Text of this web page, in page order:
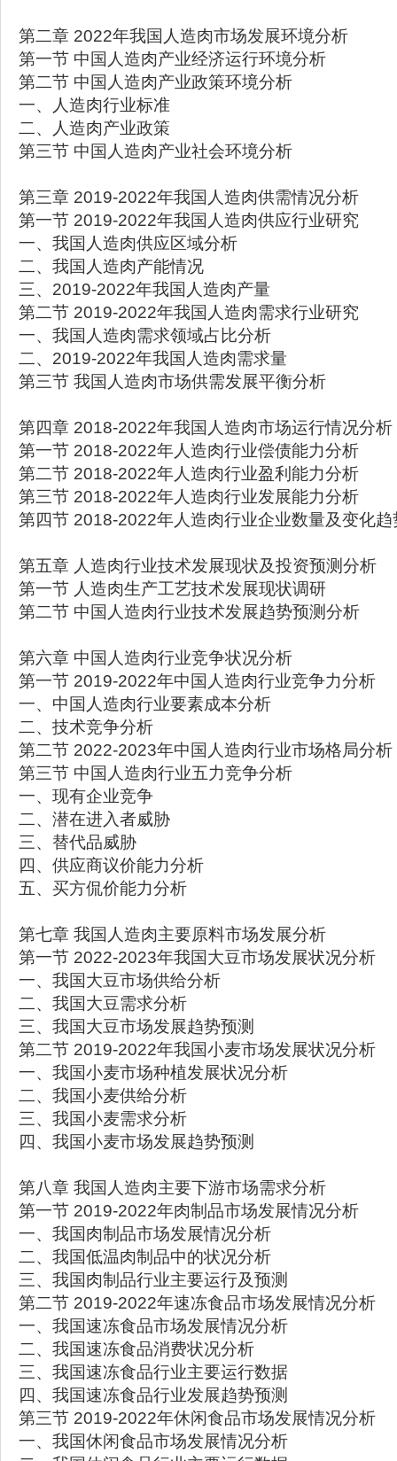
第二章 2022年我国人造肉市场发展环境分析
第一节 中国人造肉产业经济运行环境分析
第二节 中国人造肉产业政策环境分析
一、人造肉行业标准
二、人造肉产业政策
第三节 中国人造肉产业社会环境分析
第三章 2019-2022年我国人造肉供需情况分析
第一节 2019-2022年我国人造肉供应行业研究
一、我国人造肉供应区域分析
二、我国人造肉产能情况
三、2019-2022年我国人造肉产量
第二节 2019-2022年我国人造肉需求行业研究
一、我国人造肉需求领域占比分析
二、2019-2022年我国人造肉需求量
第三节 我国人造肉市场供需发展平衡分析
第四章 2018-2022年我国人造肉市场运行情况分析
第一节 2018-2022年人造肉行业偿债能力分析
第二节 2018-2022年人造肉行业盈利能力分析
第三节 2018-2022年人造肉行业发展能力分析
第四节 2018-2022年人造肉行业企业数量及变化趋
第五章 人造肉行业技术发展现状及投资预测分析
第一节 人造肉生产工艺技术发展现状调研
第二节 中国人造肉行业技术发展趋势预测分析
第六章 中国人造肉行业竞争状况分析
第一节 2019-2022年中国人造肉行业竞争力分析
一、中国人造肉行业要素成本分析
二、技术竞争分析
第二节 2022-2023年中国人造肉行业市场格局分析
第三节 中国人造肉行业五力竞争分析
一、现有企业竞争
二、潜在进入者威胁
三、替代品威胁
四、供应商议价能力分析
五、买方侃价能力分析
第七章 我国人造肉主要原料市场发展分析
第一节 2022-2023年我国大豆市场发展状况分析
一、我国大豆市场供给分析
二、我国大豆需求分析
三、我国大豆市场发展趋势预测
第二节 2019-2022年我国小麦市场发展状况分析
一、我国小麦市场种植发展状况分析
二、我国小麦供给分析
三、我国小麦需求分析
四、我国小麦市场发展趋势预测
第八章 我国人造肉主要下游市场需求分析
第一节 2019-2022年肉制品市场发展情况分析
一、我国肉制品市场发展情况分析
二、我国低温肉制品中的状况分析
三、我国肉制品行业主要运行及预测
第二节 2019-2022年速冻食品市场发展情况分析
一、我国速冻食品市场发展情况分析
二、我国速冻食品消费状况分析
三、我国速冻食品行业主要运行数据
四、我国速冻食品行业发展趋势预测
第三节 2019-2022年休闲食品市场发展情况分析
一、我国休闲食品市场发展情况分析